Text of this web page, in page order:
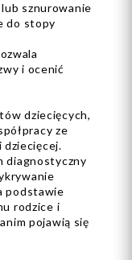
sznurowanie
do stopy
i ocenić
dziecięcych,
ze
diagnostyczny
podstawie
rodzice i
pojawią się